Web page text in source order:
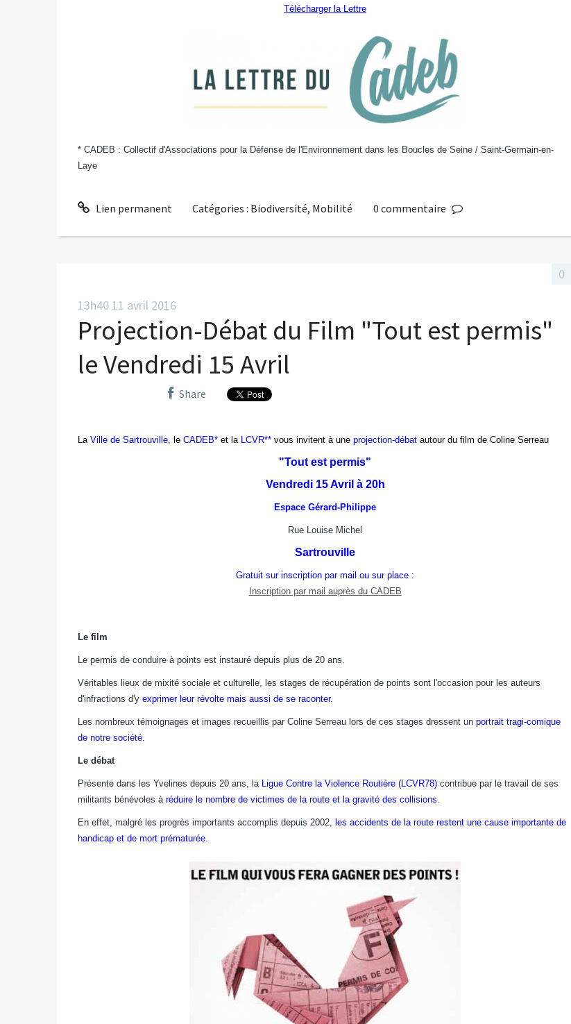
Télécharger la Lettre
* CADEB : Collectif d'Associations pour la Défense de l'Environnement dans les Boucles de Seine / Saint-Germain-en-
Laye
Lien permanent Catégories : Biodiversité, Mobilité 0 commentaire
13h40 11 avril 2016
Projection-Débat du Film "Tout est permis"
le Vendredi 15 Avril
Share
La Ville de Sartrouville , le CADEB* et la LCVR** vous invitent à une projection-débat autour du film de Coline Serreau
"Tout est permis"
Vendredi 15 Avril à 20h
Espace Gérard-Philippe
Rue Louise Michel
Sartrouville
Gratuit sur inscription par mail ou sur place :
Inscription par mail auprès du CADEB
Le film
Le permis de conduire à points est instauré depuis plus de 20 ans.
Véritables lieux de mixité sociale et culturelle, les stages de récupération de points sont l'occasion pour les auteurs
d'infractions d'y exprimer leur révolte mais aussi de se raconter.
Les nombreux témoignages et images recueillis par Coline Serreau lors de ces stages dressent un portrait tragi-comique
de notre société.
Le débat
Présente dans les Yvelines depuis 20 ans, la Ligue Contre la Violence Routière (LCVR78) contribue par le travail de ses
militants bénévoles à réduire le nombre de victimes de la route et la gravité des collisions
En effet, malgré les progrès importants accomplis depuis 2002,
les accidents de la route restent une cause importante de
handicap et de mort prématurée.
0